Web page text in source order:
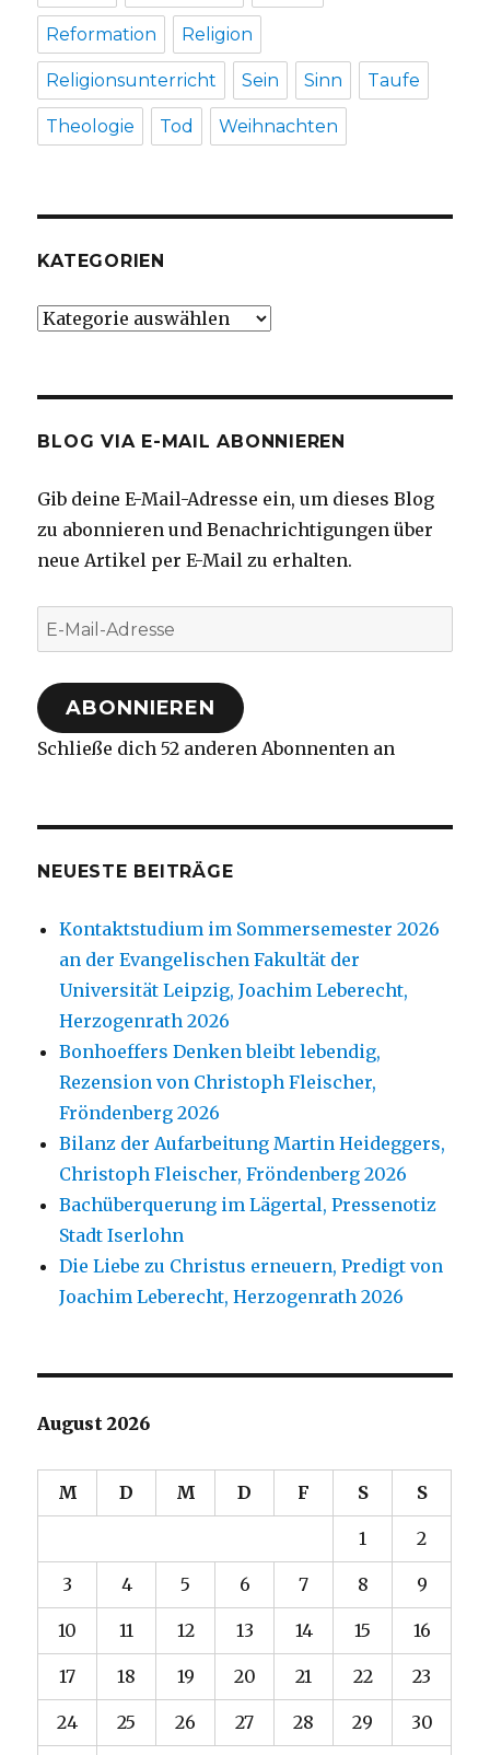
Reformation Religion
Religionsunterricht Sein Sinn Taufe
Theologie Tod Weihnachten
KATEGORIEN
Kategorien
BLOG VIA E-MAIL ABONNIEREN
Gib deine E-Mail-Adresse ein, um dieses Blog
zu abonnieren und Benachrichtigungen über
neue Artikel per E-Mail zu erhalten.
E-
Mail-
Adresse
ABONNIEREN
Schließe dich 52 anderen Abonnenten an
NEUESTE BEITRÄGE
Kontaktstudium im Sommersemester 2026
an der Evangelischen Fakultät der
Universität Leipzig, Joachim Leberecht,
Herzogenrath 2026
Bonhoeffers Denken bleibt lebendig,
Rezension von Christoph Fleischer,
Fröndenberg 2026
Bilanz der Aufarbeitung Martin Heideggers,
Christoph Fleischer, Fröndenberg 2026
Bachüberquerung im Lägertal, Pressenotiz
Stadt Iserlohn
Die Liebe zu Christus erneuern, Predigt von
Joachim Leberecht, Herzogenrath 2026
August 2026
M D M D F S S
1 2
3 4 5 6 7 8 9
10 11 12 13 14 15 16
17 18 19 20 21 22 23
24 25 26 27 28 29 30